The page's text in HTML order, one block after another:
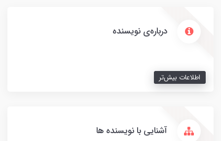
درباره‌ی نویسنده
اطلاعات بیش‌تر
آشنایی با نویسنده ها